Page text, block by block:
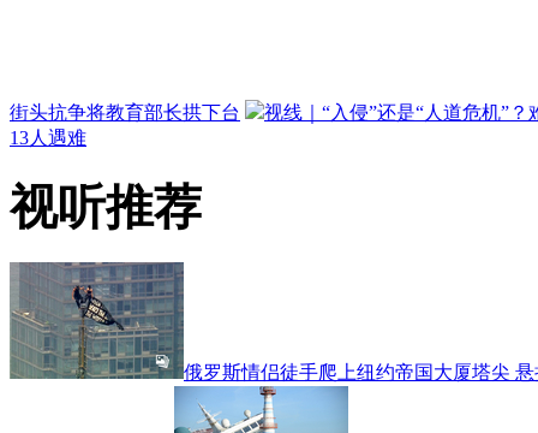
街头抗争将教育部长拱下台
视线｜“入侵”还是“人道危机”
13人遇难
视听推荐
俄罗斯情侣徒手爬上纽约帝国大厦塔尖